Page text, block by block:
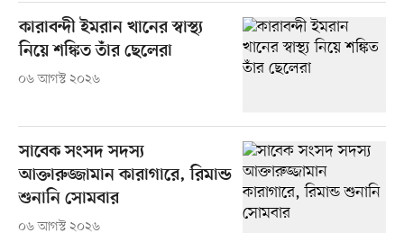
কারাবন্দী ইমরান খানের স্বাস্থ্য
নিয়ে শঙ্কিত তাঁর ছেলেরা
০৬ আগস্ট ২০২৬
সাবেক সংসদ সদস্য
আক্তারুজ্জামান কারাগারে, রিমান্ড
শুনানি সোমবার
০৬ আগস্ট ২০২৬